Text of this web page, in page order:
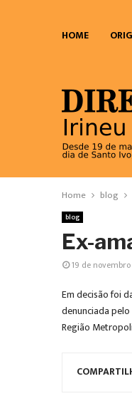
HOME
Home blog
blog
Ex-
19 de
Em decisão foi
denunciada
Região